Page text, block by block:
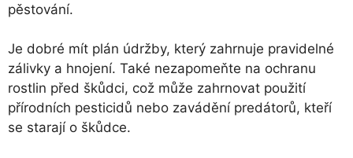
pěstování.
Je dobré mít plán údržby, který zahrnuje pravidelné
zálivky a hnojení. Také nezapomeňte na ochranu
rostlin před škůdci, což může zahrnovat použití
přírodních pesticidů nebo zavádění predátorů, kteří
se starají o škůdce.